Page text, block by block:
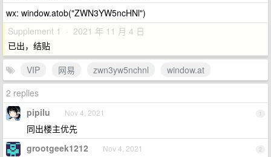
wx: window.atob("ZWN3YW5ncHNl")
Supplement 1 · 2021 年 11 月 4 日
已出，结贴
VIP
网易 zwn3yw5nchnl
window.at
2 replies
1
pipilu Nov 4, 2021
同出楼主优先
2
grootgeek1212 Nov 4, 2021